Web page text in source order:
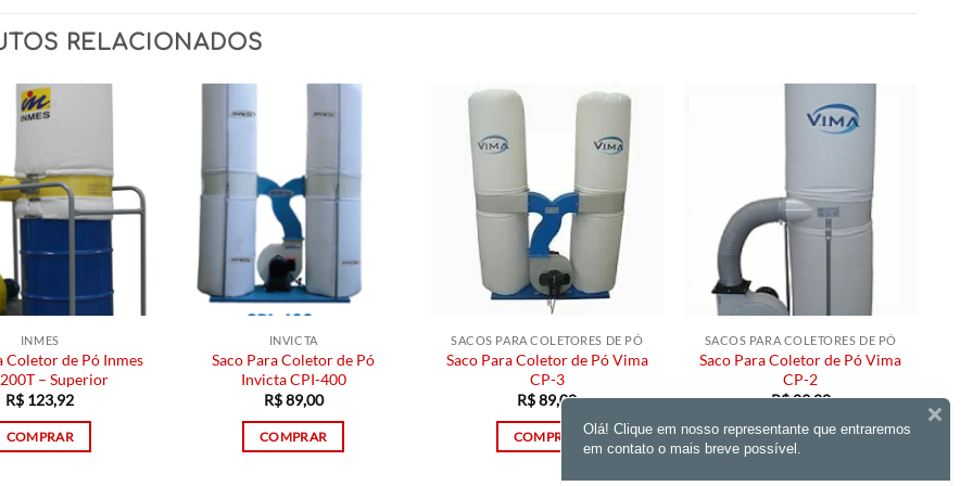
RELACIONADOS
INMES
Coletor de Pó Inmes
– Superior
R$ 123,92
COMPRAR
INVICTA
Saco Para Coletor de Pó
Invicta CPI-400
R$89,00
COMPRAR
SACOS PARA COLETORES DE PÓ
Saco Para Coletor de Pó Vima
CP-3
R$89,00
COMPRAR
SACOS PARA COLETORES DE PÓ
Saco Para Coletor de Pó Vima
CP-2
R$89,00
COMPRAR
Olá! Clique em nosso representante que entraremos
em contato o mais breve possível.